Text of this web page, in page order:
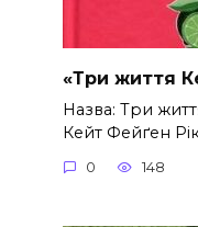
«Три життя
Назва: Три
Кейт Фейґен
0 148